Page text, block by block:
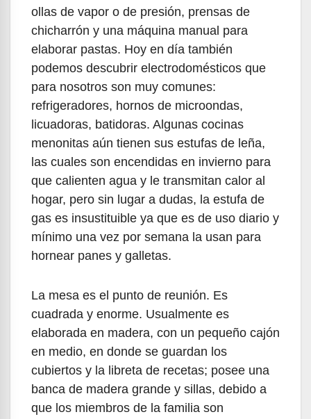
ollas de vapor o de presión, prensas de
chicharrón y una máquina manual para
elaborar pastas. Hoy en día también
podemos descubrir electrodomésticos que
para nosotros son muy comunes:
refrigeradores, hornos de microondas,
licuadoras, batidoras. Algunas cocinas
menonitas aún tienen sus estufas de leña,
las cuales son encendidas en invierno para
que calienten agua y le transmitan calor al
hogar, pero sin lugar a dudas, la estufa de
gas es insustituible ya que es de uso diario y
mínimo una vez por semana la usan para
hornear panes y galletas.
La mesa es el punto de reunión. Es
cuadrada y enorme. Usualmente es
elaborada en madera, con un pequeño cajón
en medio, en donde se guardan los
cubiertos y la libreta de recetas; posee una
banca de madera grande y sillas, debido a
que los miembros de la familia son